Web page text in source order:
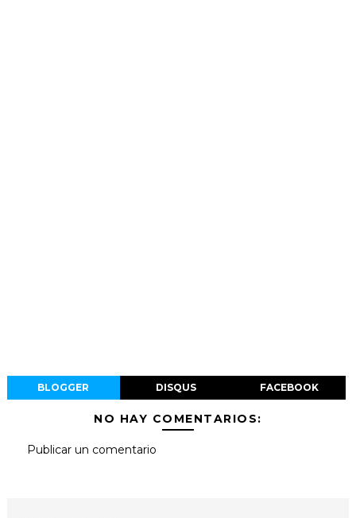
BLOGGER DISQUS FACEBOOK
NO HAY COMENTARIOS:
Publicar un comentario